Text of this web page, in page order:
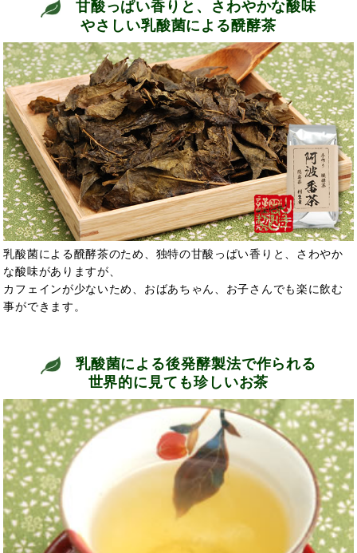
甘酸っぱい香りと、さわやかな酸味
やさしい乳酸菌による醗酵茶
乳酸菌による醗酵茶のため、独特の甘酸っぱい香りと、さわやか
な酸味がありますが、
カフェインが少ないため、おばあちゃん、お子さんでも楽に飲む
事ができます。
乳酸菌による後発酵製法で作られる
世界的に見ても珍しいお茶